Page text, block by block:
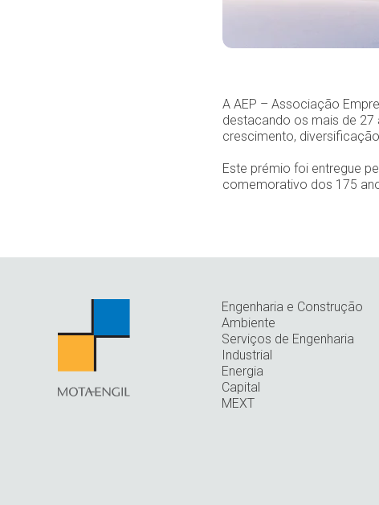
A AEP – Associação
destacando os mais de 27
crescimento,
Este prémio foi entregue
comemorativo dos 175
Engenharia e Construção
Ambiente
Serviços de Engenharia
Industrial
Energia
Capital
MEXT